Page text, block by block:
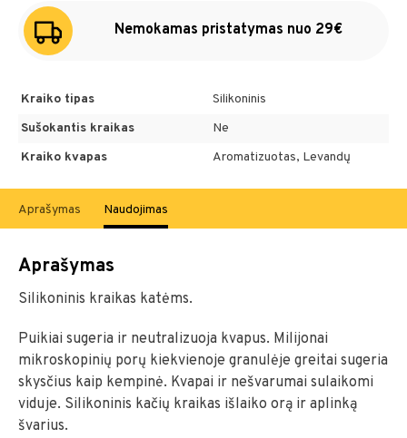
Nemokamas pristatymas nuo 29€
Kraiko tipas
Silikoninis
Sušokantis kraikas
Ne
Kraiko kvapas
Aromatizuotas, Levandų
Aprašymas Naudojimas
Aprašymas
Silikoninis kraikas katėms.
Puikiai sugeria ir neutralizuoja kvapus. Milijonai
mikroskopinių porų kiekvienoje granulėje greitai sugeria
skysčius kaip kempinė. Kvapai ir nešvarumai sulaikomi
viduje. Silikoninis kačių kraikas išlaiko orą ir aplinką
švarius.